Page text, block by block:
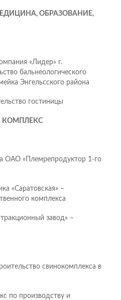
ОБРАЗОВАНИЕ,
«Лидер» г.
бальнеологического
Энгельсского района
гостиницы
ОАО «Племрепродуктор 1-го
«Саратовская» –
комплекса
завод» –
свинокомплекса в
по производству и